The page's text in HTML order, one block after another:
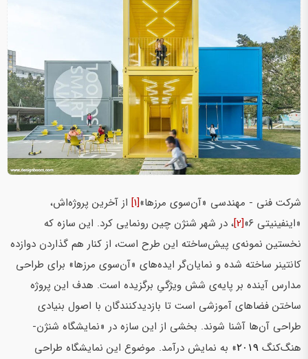
شرکت فنی ‌- مهندسی «آن‌سوی مرزها»[1] از آخرین پروژه‌اش،
«اینفینیتی ۶»
[2] ، در شهر شنژن چین رونمایی کرد. این سازه که
نخستین نمونه‌ی پیش‌ساخته این طرح است، از کنار هم گذاردن دوازده
کانتینر ساخته شده و نمایان‌گر ایده‌های «آن‌سوی مرزها» برای طراحی
مدارس آینده بر پایه‌ی شش ویژگیِ برگزیده‌ است. هدف این پروژه
ساختن فضاهای آموزشی است تا بازدیدکنندگان با اصول بنیادی
طراحی آن‌ها آشنا شوند. بخشی از این سازه در «نمایشگاه شنژن-
هنگ‌کنگ ۲۰۱۹» به نمایش درآمد. موضوع این نمایشگاه طراحی